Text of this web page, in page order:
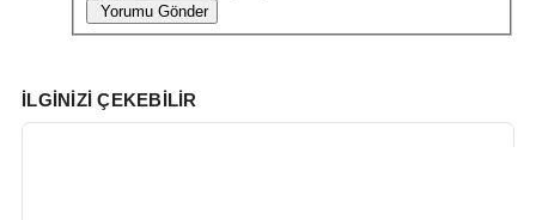
Yorumu Gönder
İLGINIZI ÇEKEBILIR